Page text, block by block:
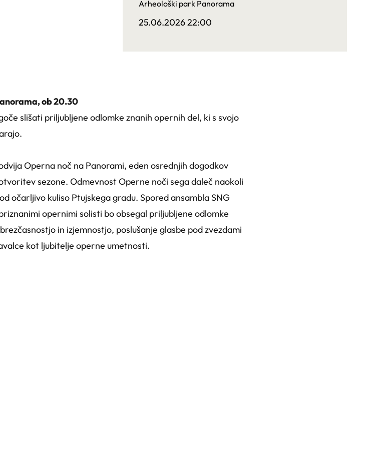
Arheološki park Panorama
25.06.2026 22:00
ob 20.30
slišati priljubljene odlomke znanih opernih del, ki s svojo
Operna noč na Panorami, eden osrednjih dogodkov
sezone. Odmevnost Operne noči sega daleč naokoli
očarljivo kuliso Ptujskega gradu. Spored ansambla SNG
opernimi solisti bo obsegal priljubljene odlomke
in izjemnostjo, poslušanje glasbe pod zvezdami
kot ljubitelje operne umetnosti.